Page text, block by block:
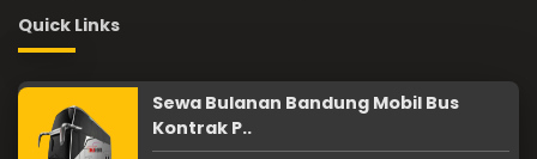
Quick Links
Sewa Bulanan Bandung Mobil Bus
Kontrak P..